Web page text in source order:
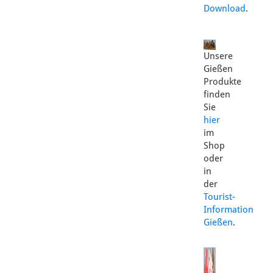
Download.
Unsere
Gießen
Produkte
finden
Sie
hier
im
Shop
oder
in
der
Tourist-
Information
Gießen.